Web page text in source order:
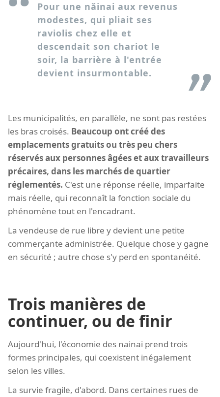
Pour une nǎinai aux revenus
modestes, qui pliait ses
raviolis chez elle et
descendait son chariot le
soir, la barrière à l'entrée
devient insurmontable.
Les municipalités, en parallèle, ne sont pas restées
les bras croisés. Beaucoup ont créé des
emplacements gratuits ou très peu chers
réservés aux personnes âgées et aux travailleurs
précaires, dans les marchés de quartier
réglementés. C'est une réponse réelle, imparfaite
mais réelle, qui reconnaît la fonction sociale du
phénomène tout en l'encadrant.
La vendeuse de rue libre y devient une petite
commerçante administrée. Quelque chose y gagne
en sécurité ; autre chose s'y perd en spontanéité.
Trois manières de
continuer, ou de finir
Aujourd'hui, l'économie des nainai prend trois
formes principales, qui coexistent inégalement
selon les villes.
La survie fragile, d'abord. Dans certaines rues de